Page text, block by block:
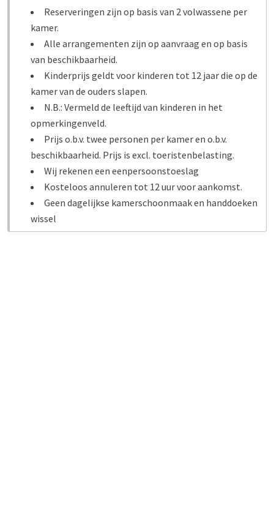
Reserveringen zijn op basis van 2 volwassene per
kamer.
Alle arrangementen zijn op aanvraag en op basis
van beschikbaarheid.
Kinderprijs geldt voor kinderen tot 12 jaar die op de
kamer van de ouders slapen.
N.B.: Vermeld de leeftijd van kinderen in het
opmerkingenveld.
Prijs o.b.v. twee personen per kamer en o.b.v.
beschikbaarheid. Prijs is excl. toeristenbelasting.
Wij rekenen een eenpersoonstoeslag
Kosteloos annuleren tot 12 uur voor aankomst.
Geen dagelijkse kamerschoonmaak en handdoeken
wissel